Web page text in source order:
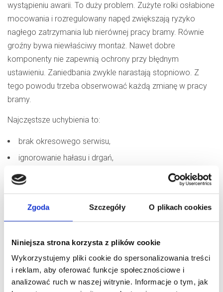
Zgoda Szczegóły O plikach cookies
Niniejsza strona korzysta z plików cookie
Wykorzystujemy pliki cookie do spersonalizowania treści
i reklam, aby oferować funkcje społecznościowe i
analizować ruch w naszej witrynie. Informacje o tym, jak
wystąpieniu awarii. To duży problem. Zużyte rolki osłabione
mocowania i rozregulowany napęd zwiększają ryzyko
nagłego zatrzymania lub nierównej pracy bramy. Równie
groźny bywa niewłaściwy montaż. Nawet dobre
komponenty nie zapewnią ochrony przy błędnym
ustawieniu. Zaniedbania zwykle narastają stopniowo. Z
tego powodu trzeba obserwować każdą zmianę w pracy
bramy.
Najczęstsze uchybienia to:
brak okresowego serwisu,
ignorowanie hałasu i drgań,
używanie zużytych części,
niesprawdzone zabezpieczenia sprężyn bramowych.
elementów nośnych. Ich stan ma bezpośredni wpływ na
stabilność całej konstrukcji. Każdy objaw zużycia wymaga
szybkiej oceny przez serwis.